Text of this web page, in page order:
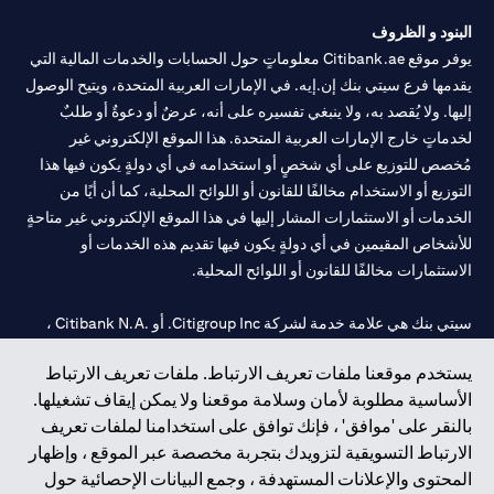
يستخدم موقعنا ملفات تعريف الارتباط. ملفات تعريف الارتباط
الأساسية مطلوبة لأمان وسلامة موقعنا ولا يمكن إيقاف تشغيلها.
بالنقر على 'موافق' ، فإنك توافق على استخدامنا لملفات تعريف
الارتباط التسويقية لتزويدك بتجربة مخصصة عبر الموقع ، وإظهار
المحتوى والإعلانات المستهدفة ، وجمع البيانات الإحصائية حول
البنود و الظروف
يوفر موقع Citibank.ae معلوماتٍ حول الحسابات والخدمات المالية التي
يقدمها فرع سيتي بنك إن.إيه. في الإمارات العربية المتحدة، ويتيح الوصول
إليها. ولا يُقصد به، ولا ينبغي تفسيره على أنه، عرضٌ أو دعوةٌ أو طلبٌ
لخدماتٍ خارج الإمارات العربية المتحدة. هذا الموقع الإلكتروني غير
مُخصص للتوزيع على أي شخصٍ أو استخدامه في أي دولةٍ يكون فيها هذا
التوزيع أو الاستخدام مخالفًا للقانون أو اللوائح المحلية، كما أن أيًا من
الخدمات أو الاستثمارات المشار إليها في هذا الموقع الإلكتروني غير متاحةٍ
للأشخاص المقيمين في أي دولةٍ يكون فيها تقديم هذه الخدمات أو
الاستثمارات مخالفًا للقانون أو اللوائح المحلية.
سيتي بنك هي علامة خدمة لشركة Citigroup Inc. أو .Citibank N.A ،
سيتي بنك إن. إيه. الإمارات مسجل لدى مصرف الإمارات المركزي تحت
أرقام التراخيص 202563 لفرع الوصل في دبي، 531989 لفرع مول
الإمارات في دبي، وCN-1002019لفرع أبوظبي. هاتف: 4000 311 04.
فرع سيتي بنك إن إيه - الإمارات العربية المتحدة مرخص من مصرف